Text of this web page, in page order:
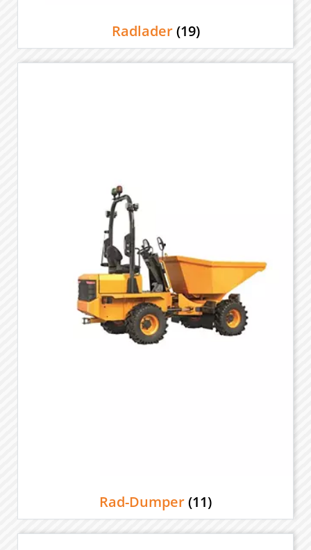
Radlader(19)
Rad-Dumper(11)